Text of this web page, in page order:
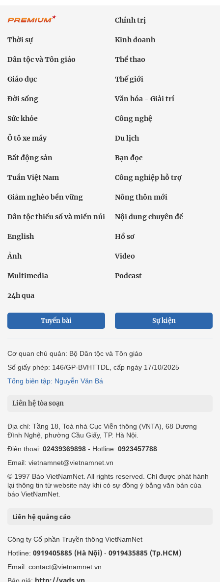
Chính trị
Thời sự Kinh doanh
Dân tộc và Tôn giáo Thể thao
Giáo dục Thế giới
Đời sống Văn hóa - Giải trí
Sức khỏe Công nghệ
Ô tô xe máy Du lịch
Bất động sản Bạn đọc
Tuần Việt Nam Công nghiệp hỗ trợ
Giảm nghèo bền vững Nông thôn mới
Dân tộc thiểu số và miền núi Nội dung chuyên đề
English Hồ sơ
Ảnh Video
Multimedia Podcast
24h qua
Tuyến bài Sự kiện
Cơ quan chủ quản: Bộ Dân tộc và Tôn giáo
Số giấy phép: 146/GP-BVHTTDL, cấp ngày 17/10/2025
Tổng biên tập: Nguyễn Văn Bá
Liên hệ tòa soạn
Địa chỉ: Tầng 18, Toà nhà Cục Viễn thông (VNTA), 68 Dương
Đình Nghệ, phường Cầu Giấy, TP. Hà Nội.
Điện thoại: 02439369898 - Hotline: 0923457788
Email: vietnamnet@vietnamnet.vn
© 1997 Báo VietNamNet. All rights reserved. Chỉ được phát hành
lại thông tin từ website này khi có sự đồng ý bằng văn bản của
báo VietNamNet.
Liên hệ quảng cáo
Công ty Cổ phần Truyền thông VietNamNet
Hotline: 0919405885 (Hà Nội) - 0919435885 (Tp.HCM)
Email: contact@vietnamnet.vn